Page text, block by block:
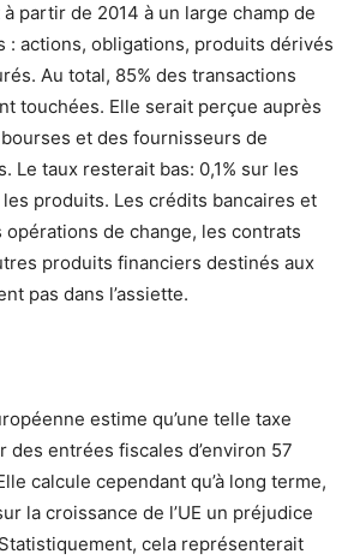
à partir de 2014 à un large champ de
: actions, obligations, produits dérivés
Au total, 85% des transactions
touchées. Elle serait perçue auprès
et des fournisseurs de
Le taux resterait bas: 0,1% sur les
produits. Les crédits bancaires et
de change, les contrats
produits financiers destinés aux
pas dans l’assiette.
estime qu’une telle taxe
des entrées fiscales d’environ 57
calcule cependant qu’à long terme,
la croissance de l’UE un préjudice
Statistiquement, cela représenterait